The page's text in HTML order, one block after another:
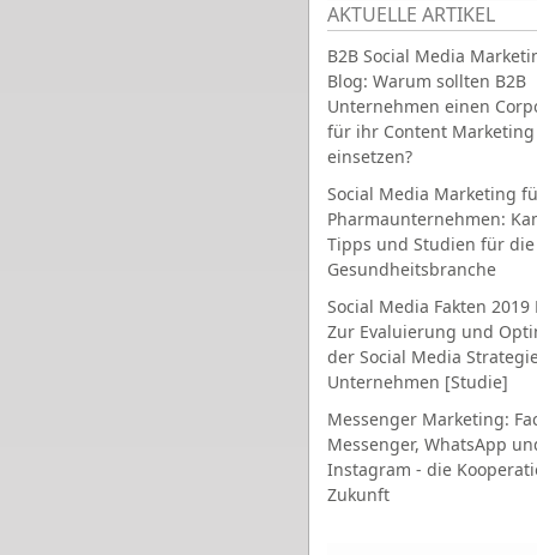
AKTUELLE ARTIKEL
B2B Social Media
Blog: Warum sollten B2B
Unternehmen einen
für ihr Content Marketing
einsetzen?
Social Media Marketing
Pharmaunternehmen:
Tipps und Studien für die
Gesundheitsbranche
Social Media Fakten 2019
Zur Evaluierung und
der Social Media
Unternehmen [Studie]
Messenger Marketing:
Messenger, WhatsApp
Instagram - die
Zukunft